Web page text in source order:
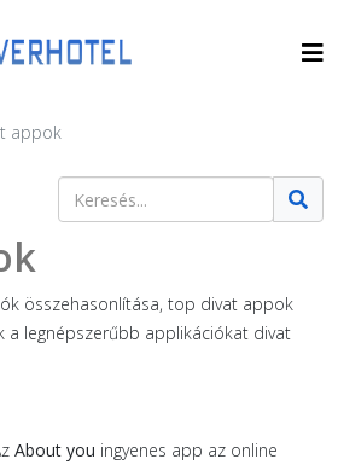
appok
Keresés
összehasonlítása, top divat appok
a legnépszerűbb applikációkat divat
About you ingyenes app az online